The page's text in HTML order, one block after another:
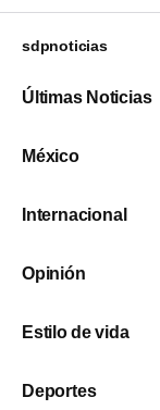
sdpnoticias
Últimas Noticias
México
Internacional
Opinión
Estilo de vida
Deportes